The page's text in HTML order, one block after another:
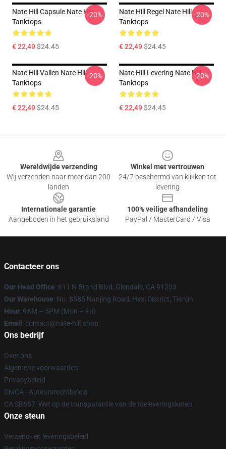
Nate Hill Capsule Nate Hill
Tanktops
€ 22,49$24.45
-20%
Nate Hill Regel Nate Hill
Tanktops
€ 22,49$24.45
-20%
Nate Hill Vallen Nate Hill
Tanktops
€ 22,49$24.45
-20%
Nate Hill Levering Nate Hill
Tanktops
€ 22,49$24.45
-20%
Wereldwijde verzending
Wij verzenden naar meer dan 200
landen
Winkel met vertrouwen
24/7 beschermd van klikken tot
levering
Internationale garantie
Aangeboden in het gebruiksland
100% veilige afhandeling
PayPal / MasterCard / Visa
Contacteer ons
Our Head Office: 611 N Brand Blvd, Glendale, CA 91203
Our Warehouse: No. 8585 Nanjing Road, Hexi District, Tianjin
Hour: 9AM – 5PM (Mon – Fri)
Email : contact@nate-hill.shop
Ons bedrijf
Over ons
Algemene voorwaarden
Privacybeleid
DMCA - Auteursrechtbeleid
CA SB657: Wet op de transparantie van de toeleveringsketen
Onze steun
Verzend- en leveringsbeleid